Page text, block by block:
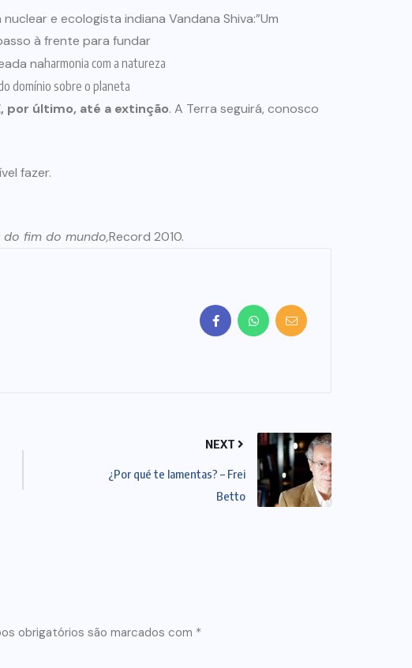
e ecologista indiana Vandana Shiva:”Um
à frente para fundar
naharmonia com a natureza
domínio sobre o planeta
por último, até a extinção. A Terra seguirá, conosco
fazer.
fim do mundo,Record 2010.
NEXT
¿Por qué te lamentas? – Frei
Betto
obrigatórios são marcados com *